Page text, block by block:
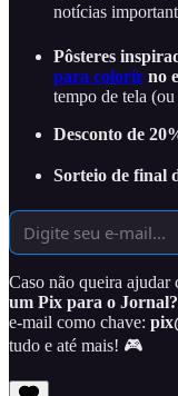
notícias
Pôsteres
para colorir no
tempo de tela
Desconto de
Sorteio de final
Caso não queira ajudar
um Pix para o Jornal?
e-mail como chave:
tudo e até mais! 🎮